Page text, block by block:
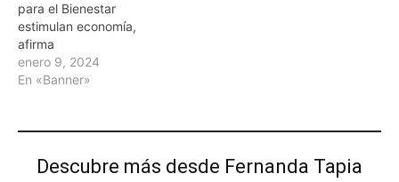
para el Bienestar
estimulan economía,
afirma
enero 9, 2024
En «Banner»
Descubre más desde Fernanda Tapia